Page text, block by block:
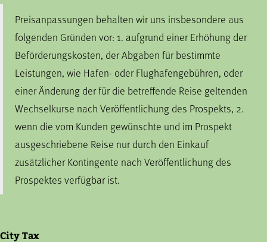
Preisanpassungen behalten wir uns insbesondere aus
folgenden Gründen vor: 1. aufgrund einer Erhöhung der
Beförderungskosten, der Abgaben für bestimmte
Leistungen, wie Hafen- oder Flughafengebühren, oder
einer Änderung der für die betreffende Reise geltenden
Wechselkurse nach Veröffentlichung des Prospekts, 2.
wenn die vom Kunden gewünschte und im Prospekt
ausgeschriebene Reise nur durch den Einkauf
zusätzlicher Kontingente nach Veröffentlichung des
Prospektes verfügbar ist.
City Tax